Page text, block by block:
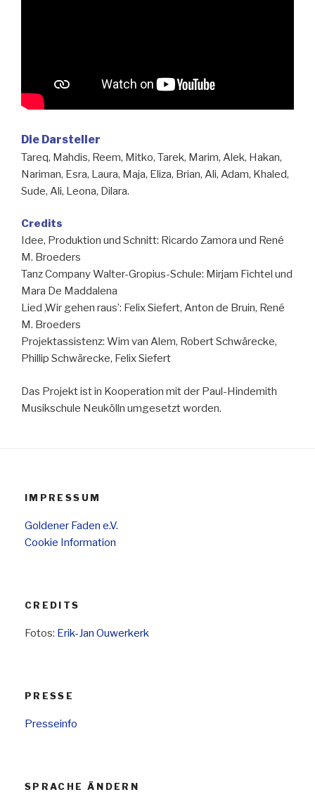
Die Darsteller
Tareq, Mahdis, Reem, Mitko, Tarek, Marim, Alek, Hakan,
Nariman, Esra, Laura, Maja, Eliza, Brian, Ali, Adam, Khaled,
Sude, Ali, Leona, Dilara.
Credits
Idee, Produktion und Schnitt: Ricardo Zamora und René
M. Broeders
Tanz Company Walter-Gropius-Schule: Mirjam Fichtel und
Mara De Maddalena
Lied ,Wir gehen raus’: Felix Siefert, Anton de Bruin, René
M. Broeders
Projektassistenz: Wim van Alem, Robert Schwärecke,
Phillip Schwärecke, Felix Siefert
Das Projekt ist in Kooperation mit der Paul-Hindemith
Musikschule Neukölln umgesetzt worden.
IMPRESSUM
Goldener Faden e.V.
Cookie Information
CREDITS
Fotos: Erik-Jan Ouwerkerk
PRESSE
Presseinfo
SPRACHE ÄNDERN